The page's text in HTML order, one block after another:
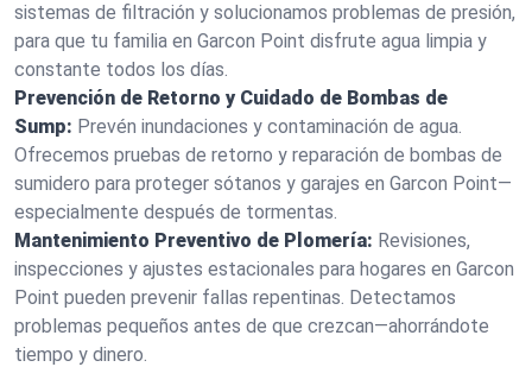
sistemas de filtración y solucionamos problemas de presión,
para que tu familia en Garcon Point disfrute agua limpia y
constante todos los días.
Prevención de Retorno y Cuidado de Bombas de
Sump: Prevén inundaciones y contaminación de agua.
Ofrecemos pruebas de retorno y reparación de bombas de
sumidero para proteger sótanos y garajes en Garcon Point—
especialmente después de tormentas.
Mantenimiento Preventivo de Plomería: Revisiones,
inspecciones y ajustes estacionales para hogares en Garcon
Point pueden prevenir fallas repentinas. Detectamos
problemas pequeños antes de que crezcan—ahorrándote
tiempo y dinero.